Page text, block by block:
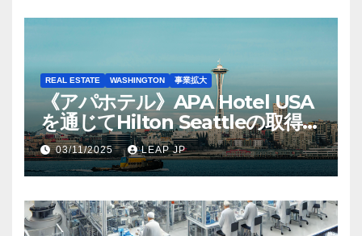
REAL ESTATE WASHINGTON 事業拡大
《アパホテル》APA Hotel USA
を通じてHilton Seattleの取得を
完了
03/11/2025 LEAP JP